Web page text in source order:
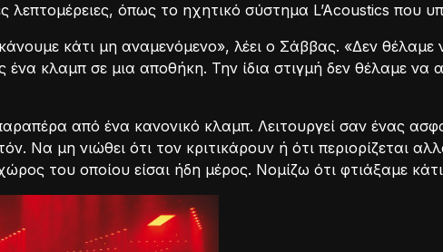
λεπτομέρειες, όπως το ηχητικό σύστημα L’Acoustics που
κάτι μη αναμενόμενο», λέει ο Σάββας. «Δεν
ένα κλαμπ σε μια αποθήκη. Την ίδια στιγμή δεν θέλαμε να
από ένα κανονικό κλαμπ. Λειτουργεί σαν ένας
Να μη νιώθει ότι τον κριτικάρουν ή ότι περιορίζεται
του οποίου είσαι ήδη μέρος. Νομίζω ότι φτιάξαμε κάτι